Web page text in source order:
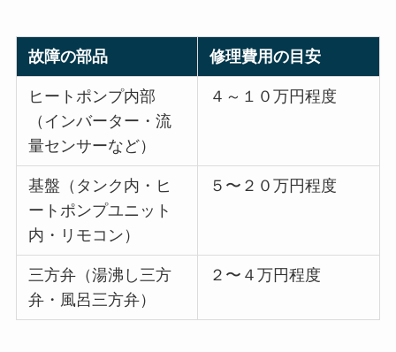
故障の部品 修理費用の目安
ヒートポンプ内部
（インバーター・流
量センサーなど）
４～１０万円程度
基盤（タンク内・ヒ
ートポンプユニット
内・リモコン）
５〜２０万円程度
三方弁（湯沸し三方
弁・風呂三方弁）
２〜４万円程度